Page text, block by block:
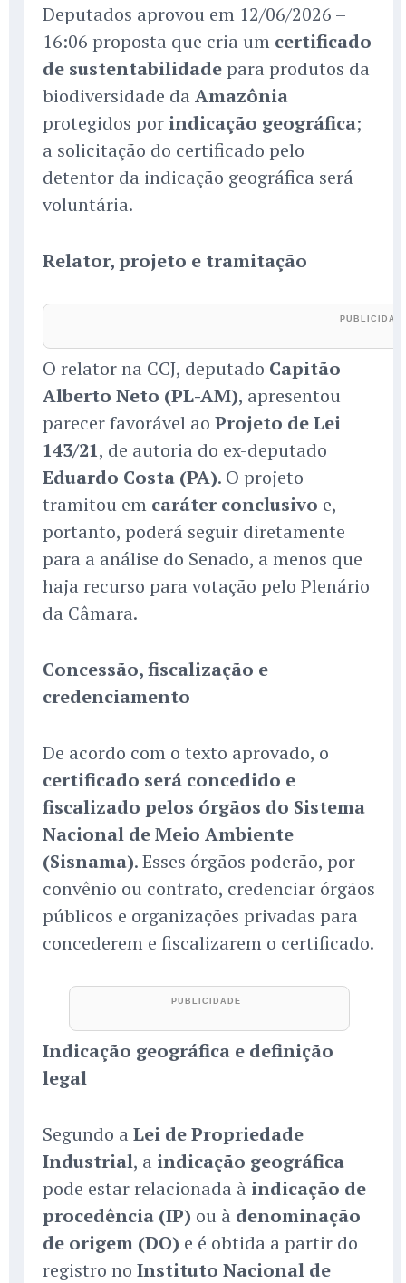
Deputados aprovou em 12/06/2026 –
16:06 proposta que cria um certificado
de sustentabilidade para produtos da
biodiversidade da Amazônia
protegidos por indicação geográfica;
a solicitação do certificado pelo
detentor da indicação geográfica será
voluntária.
Relator, projeto e tramitação
O relator na CCJ, deputado Capitão
Alberto Neto (PL-AM), apresentou
parecer favorável ao Projeto de Lei
143/21, de autoria do ex-deputado
Eduardo Costa (PA). O projeto
tramitou em caráter conclusivo e,
portanto, poderá seguir diretamente
para a análise do Senado, a menos que
haja recurso para votação pelo Plenário
da Câmara.
Concessão, fiscalização e
credenciamento
De acordo com o texto aprovado, o
certificado será concedido e
fiscalizado pelos órgãos do Sistema
Nacional de Meio Ambiente
(Sisnama). Esses órgãos poderão, por
convênio ou contrato, credenciar órgãos
públicos e organizações privadas para
concederem e fiscalizarem o certificado.
Indicação geográfica e definição
legal
Segundo a Lei de Propriedade
Industrial, a indicação geográfica
pode estar relacionada à indicação de
procedência (IP) ou à denominação
de origem (DO) e é obtida a partir do
registro no Instituto Nacional de